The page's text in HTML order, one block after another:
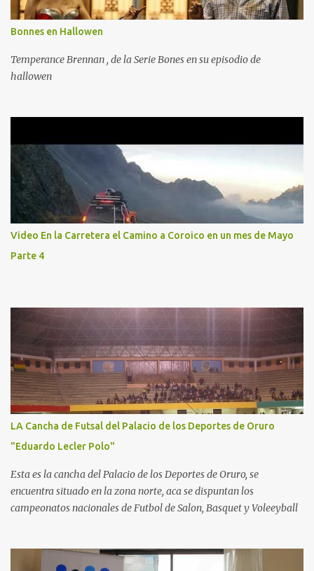
Bonnes en Hallowen
Temperance Brennan , de la Serie Bones en su episodio de
hallowen
Video En la Carretera el Camino a Coroico en un mes de Mayo
Parte 4
LA Cancha de Futsal del Palacio de los Deportes de Oruro
"Eduardo Lecler Polo"
Esta es la cancha del Palacio de los Deportes de Oruro, se
encuentra situado en la zona norte, aca se dispuntan los
campeonatos nacionales de Futbol de Salon, Basquet y Voleeyball